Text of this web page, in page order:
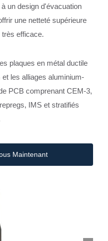
un design d'évacuation
une netteté supérieure
efficace.
plaques en métal ductile
les alliages aluminium-
PCB comprenant CEM-3,
IMS et stratifiés
Maintenant